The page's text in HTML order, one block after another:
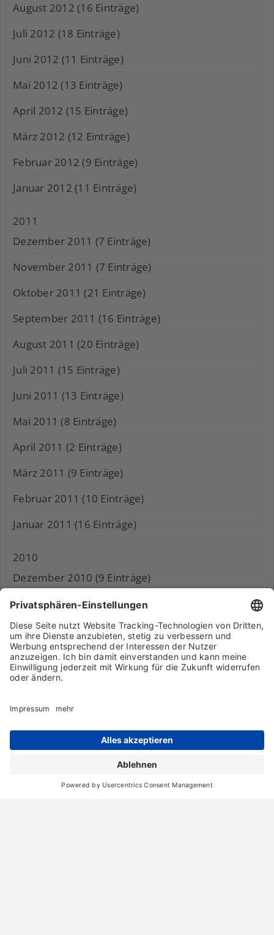
August 2012 (16 Einträge)
Juli 2012 (18 Einträge)
Juni 2012 (11 Einträge)
Mai 2012 (13 Einträge)
April 2012 (15 Einträge)
März 2012 (12 Einträge)
Februar 2012 (9 Einträge)
Januar 2012 (11 Einträge)
2011
Dezember 2011 (7 Einträge)
November 2011 (7 Einträge)
Oktober 2011 (21 Einträge)
September 2011 (16 Einträge)
August 2011 (20 Einträge)
Juli 2011 (15 Einträge)
Juni 2011 (13 Einträge)
Mai 2011 (8 Einträge)
April 2011 (2 Einträge)
März 2011 (9 Einträge)
Februar 2011 (10 Einträge)
Januar 2011 (16 Einträge)
2010
Dezember 2010 (9 Einträge)
November 2010 (11 Einträge)
Markenpartner